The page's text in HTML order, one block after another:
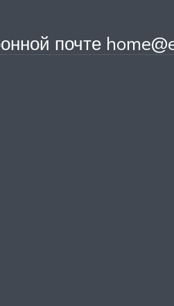
почте